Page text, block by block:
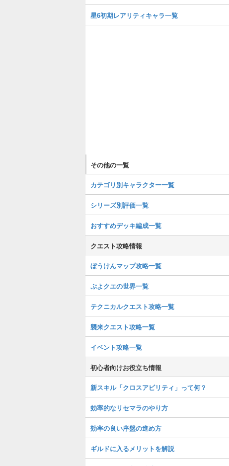
星6初期レアリティキャラ一覧
その他の一覧
カテゴリ別キャラクター一覧
シリーズ別評価一覧
おすすめデッキ編成一覧
クエスト攻略情報
ぼうけんマップ攻略一覧
ぷよクエの世界一覧
テクニカルクエスト攻略一覧
襲来クエスト攻略一覧
イベント攻略一覧
初心者向けお役立ち情報
新スキル「クロスアビリティ」って何？
効率的なリセマラのやり方
効率の良い序盤の進め方
ギルドに入るメリットを解説